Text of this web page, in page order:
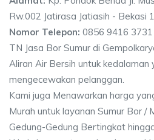
Rw.002 Jatirasa Jatiasih - Bekasi
Nomor Telepon: 0856 9416
TN Jasa Bor Sumur di
Aliran Air Bersih untuk
mengecewakan pelanggan.
Kami juga Menawarkan harga
Murah untuk layanan Sumur Bor /
Gedung-Gedung Bertingkat